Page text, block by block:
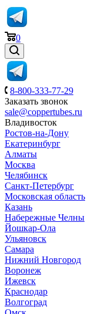
0
8-800-333-77-29
Заказать звонок
sale@coppertubes.ru
Владивосток
Ростов-на-Дону
Екатеринбург
Алматы
Москва
Челябинск
Санкт-Петербург
Московская область
Казань
Набережные Челны
Йошкар-Ола
Ульяновск
Самара
Нижний Новгород
Воронеж
Ижевск
Краснодар
Волгоград